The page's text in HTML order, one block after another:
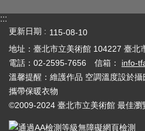
:::
更新日期
115-08-10
地址：臺北市立美術館 104227 臺北
電話：02-2595-7656 信箱： info-
溫馨提醒：維護作品 空調溫度設於
攜帶保暖衣物
©2009-2024 臺北市立美術館 最佳瀏